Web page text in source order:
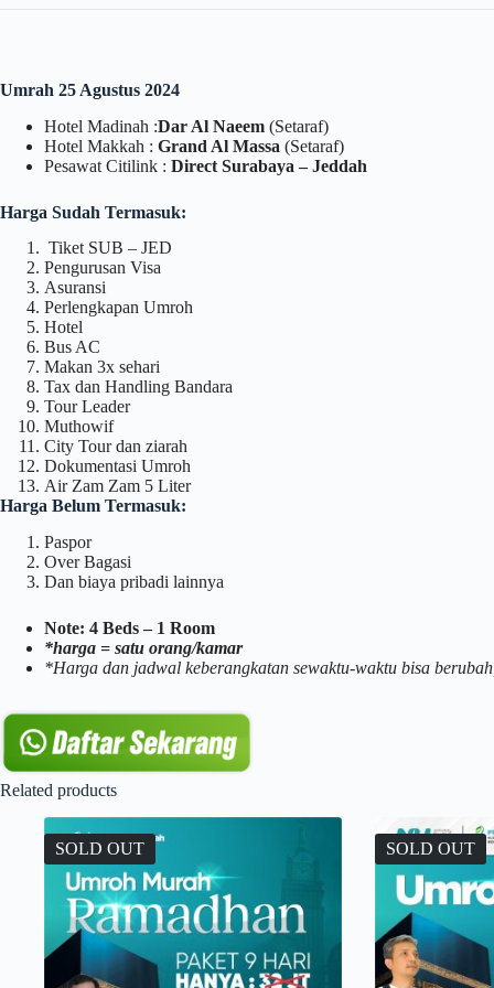
Umrah 25 Agustus 2024
Hotel Madinah :Dar Al Naeem (Setaraf)
Hotel Makkah : Grand Al Massa (Setaraf)
Pesawat Citilink : Direct Surabaya – Jeddah
Harga Sudah Termasuk:
Tiket SUB – JED
Pengurusan Visa
Asuransi
Perlengkapan Umroh
Hotel
Bus AC
Makan 3x sehari
Tax dan Handling Bandara
Tour Leader
Muthowif
City Tour dan ziarah
Dokumentasi Umroh
Air Zam Zam 5 Liter
Harga Belum Termasuk:
Paspor
Over Bagasi
Dan biaya pribadi lainnya
Note: 4 Beds – 1 Room
*harga = satu orang/kamar
*Harga dan jadwal keberangkatan sewaktu-waktu bisa
Related products
SOLD OUT SOLD OUT